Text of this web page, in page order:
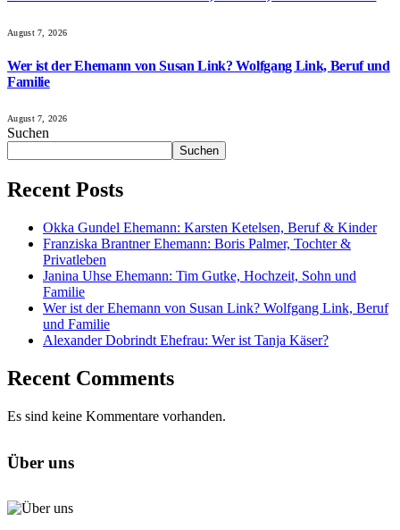
August 7, 2026
Wer ist der Ehemann von Susan Link? Wolfgang Link, Beruf und
Familie
August 7, 2026
Suchen
Suchen
Recent Posts
Okka Gundel Ehemann: Karsten Ketelsen, Beruf & Kinder
Franziska Brantner Ehemann: Boris Palmer, Tochter &
Privatleben
Janina Uhse Ehemann: Tim Gutke, Hochzeit, Sohn und
Familie
Wer ist der Ehemann von Susan Link? Wolfgang Link, Beruf
und Familie
Alexander Dobrindt Ehefrau: Wer ist Tanja Käser?
Recent Comments
Es sind keine Kommentare vorhanden.
Über uns